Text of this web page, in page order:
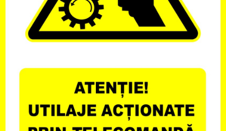
Carti de Vizita
Sisteme de Afisare
Placute Gravate Personalizate
Stickere Decorative
Stickere Decorative Model 3D
Stickere Decorative Model Floral
Stickere Decorative Textura Lemn